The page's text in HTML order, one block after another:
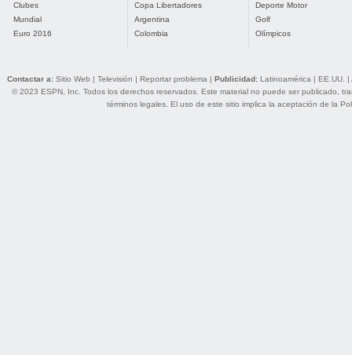
Clubes
Mundial
Euro 2016
Copa Libertadores
Argentina
Colombia
Deporte Motor
Golf
Olímpicos
Contactar a: Sitio Web | Televisión | Reportar problema | Publicidad: Latinoamérica | EE.UU. |
© 2023 ESPN, Inc. Todos los derechos reservados. Este material no puede ser publicado,
términos legales. El uso de este sitio implica la aceptación de la